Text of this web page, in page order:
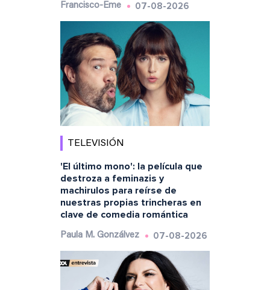
Francisco-Eme 07-08-2026
TELEVISIÓN
'El último mono': la película que
destroza a feminazis y
machirulos para reírse de
nuestras propias trincheras en
clave de comedia romántica
Paula M. Gonzálvez 07-08-2026